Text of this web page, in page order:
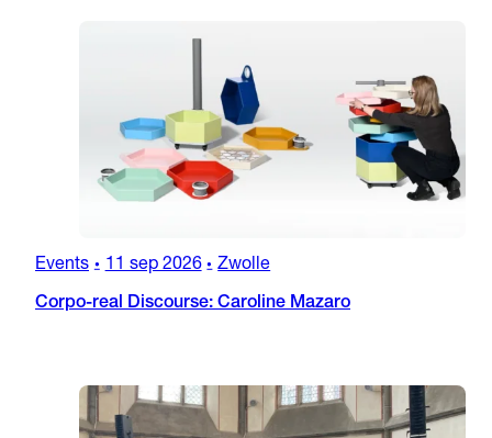
Events • 11 sep 2026 • Zwolle
Corpo-real Discourse: Caroline Mazaro